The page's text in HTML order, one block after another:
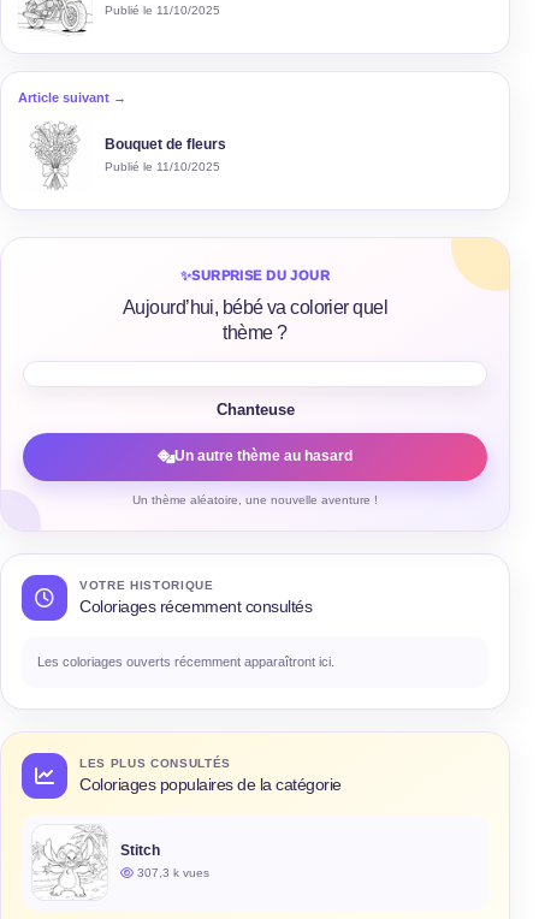
Publié le 11/10/2025
Article suivant →
Bouquet de fleurs
Publié le 11/10/2025
✨SURPRISE DU JOUR
Aujourd’hui, bébé va colorier quel
thème ?
Chanteuse
Un autre thème au hasard
Un thème aléatoire, une nouvelle aventure !
VOTRE HISTORIQUE
Coloriages récemment consultés
Les coloriages ouverts récemment apparaîtront ici.
LES PLUS CONSULTÉS
Coloriages populaires de la catégorie
Stitch
307,3 k vues